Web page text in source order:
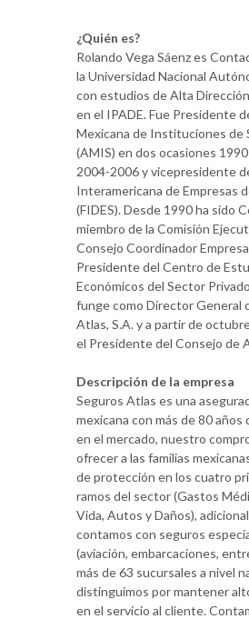
¿Quién es?
Rolando Vega Sáenz es
la Universidad Nacional
con estudios de Alta
en el IPADE. Fue Presidente
Mexicana de Instituciones de
(AMIS) en dos ocasiones
2004-2006 y vicepresidente
Interamericana de Empresas
(FIDES). Desde 1990 ha sido
miembro de la Comisión
Consejo Coordinador
Presidente del Centro de
Económicos del Sector
funge como Director General
Atlas, S.A. y a partir de
el Presidente del Consejo de
Descripción de la empresa
Seguros Atlas es una
mexicana con más de 80 años
en el mercado, nuestro
ofrecer a las familias
de protección en los cuatro
ramos del sector (Gastos
Vida, Autos y Daños),
contamos con seguros
(aviación, embarcaciones,
más de 63 sucursales a nivel
distinguimos por mantener
en el servicio al cliente.